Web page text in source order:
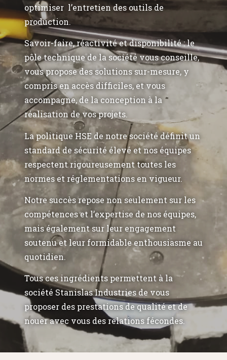
optimiser l’entretien des outils de
production.
Savoir-faire, réactivité et disponibilité : le
pôle technique de la société vous conseille,
vous propose des solutions sur-mesure, y
compris en accès difficiles, et vous
accompagne, de la conception à la
réalisation de vos projets.
La politique HSE de notre société définit un
standard de sécurité élevé et nos équipes
respectent rigoureusement toutes les
normes et réglementations en vigueur.
Notre succès repose non seulement sur les
compétences et l’expertise de nos équipes,
mais également sur leur engagement
soutenu et leur formidable enthousiasme au
quotidien.
Tous ces ingrédients permettent à la
société Stanislas Industries de vous
proposer des prestations de qualité et de
nouer avec vous des relations fécondes.